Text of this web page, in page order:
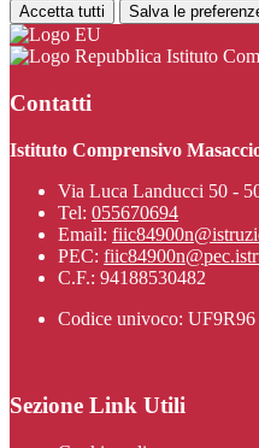
Accetta tutti Salva le
Istituto
Contatti
Istituto Comprensivo
Via Luca Landucci 50 -
Tel: 055670694
Email:
PEC:
C.F.: 94188530482
Codice univoco: UF9R96
Sezione Link Utili